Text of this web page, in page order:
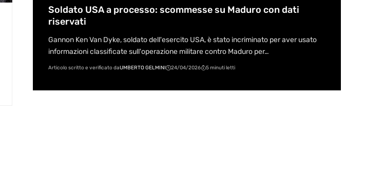
Soldato USA a processo: scommesse su Maduro con dati
riservati
Gannon Ken Van Dyke, soldato dell'esercito USA, è stato incriminato per aver usato
informazioni classificate sull'operazione militare contro Maduro per…
Articolo scritto e verificato daUMBERTO GELMINI 24/04/2026 5 minuti letti